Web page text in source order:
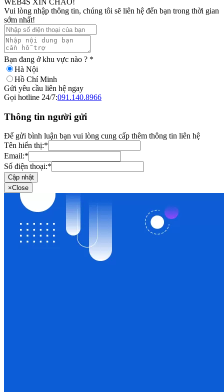
Vui lòng nhập thông tin, chúng tôi sẽ liên hệ đến bạn trong thời gian
sớm nhất!
Bạn đang ở khu vực nào ? *
Hà Nội
Hồ Chí Minh
Gửi yêu cầu liên hệ ngay
Gọi hotline 24/7:091.140.8966
Thông tin người gửi
Để gửi bình luận bạn vui lòng cung cấp thêm thông tin liên hệ
Tên hiển thị:*
Email:*
Số điện thoại:*
Cập nhật
×Close